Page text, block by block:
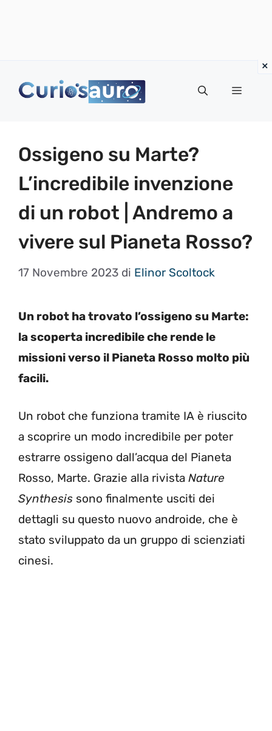
Menu
Ossigeno su Marte?
L’incredibile invenzione
di un robot | Andremo a
vivere sul Pianeta Rosso?
17 Novembre 2023 di Elinor Scoltock
Un robot ha trovato l’ossigeno su Marte:
la scoperta incredibile che rende le
missioni verso il Pianeta Rosso molto più
facili.
Un robot che funziona tramite IA è riuscito
a scoprire un modo incredibile per poter
estrarre ossigeno dall’acqua del Pianeta
Rosso, Marte. Grazie alla rivista Nature
Synthesis sono finalmente usciti dei
dettagli su questo nuovo androide, che è
stato sviluppato da un gruppo di scienziati
cinesi.